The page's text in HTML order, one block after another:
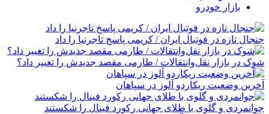
بازار خودرو
جنجال تازه در فوتبال ایران / کریمی پاسخ تاجرنیا را داد
شوک در بازار نقل‌وانتقالات / طارمی مقصد جدیدش را تغییر داد؟
آخرین وضعیت ریکاردو آلوز در سپاهان
جوانمردی و گلوی با طلای جهانی رکورد فینال را شکستند